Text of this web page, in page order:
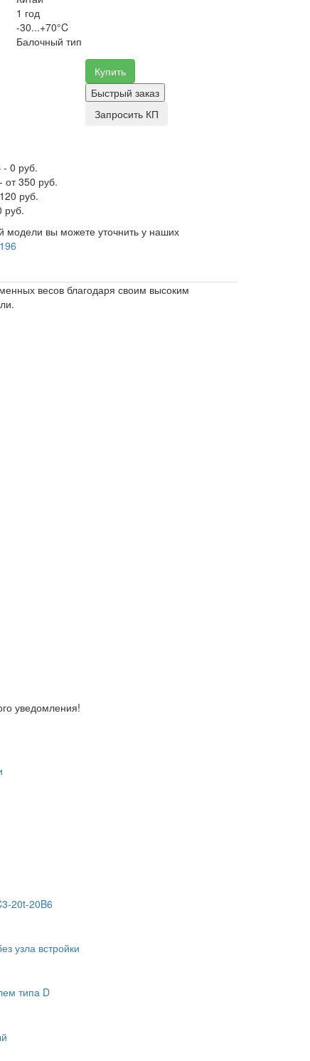
1 год
-30...+70°C
Балочный тип
Купить
Быстрый заказ
Запросить КП
0 руб.
от 350 руб.
руб.
руб.
вы можете уточнить у наших
весов благодаря своим высоким
уведомления!
20t-20B6
узла встройки
типа D